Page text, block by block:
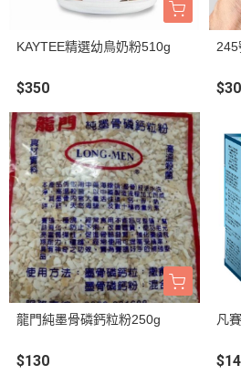
KAYTEE精選幼鳥奶粉510g
$350
245
$30
龍門純墨骨磷鈣粒粉250g
$130
凡